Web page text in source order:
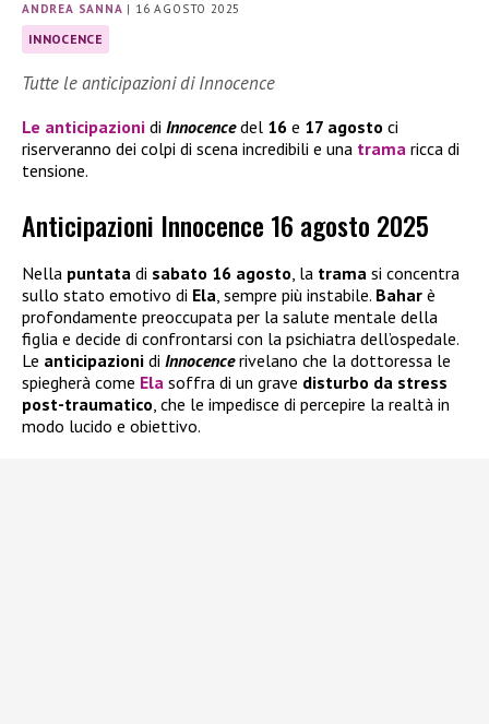
ANDREA SANNA | 16 AGOSTO 2025
INNOCENCE
Tutte le anticipazioni di Innocence
Le anticipazioni di Innocencedel 16 e 17 agosto ci
riserveranno dei colpi di scena incredibili e una trama ricca di
tensione.
Anticipazioni Innocence 16 agosto 2025
Nella puntata di sabato 16 agosto, la trama si concentra
sullo stato emotivo di Ela, sempre più instabile. Bahar è
profondamente preoccupata per la salute mentale della
figlia e decide di confrontarsi con la psichiatra dell’ospedale.
Le anticipazioni di Innocencerivelano che la dottoressa le
spiegherà come Ela soffra di un grave disturbo da stress
post-traumatico, che le impedisce di percepire la realtà in
modo lucido e obiettivo.